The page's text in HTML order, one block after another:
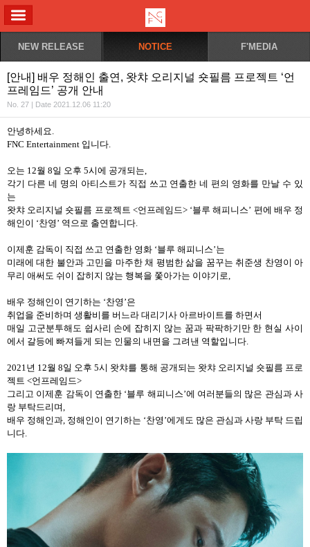
NEW RELEASE NOTICE F'MEDIA
[안내] 배우 정해인 출연, 왓챠 오리지널 숏필름 프로젝트 ‘언
프레임드’ 공개 안내
No. 27 | Date 2021.12.06 11:20
안녕하세요.
FNC Entertainment 입니다.
오는 12월 8일 오후 5시에 공개되는,
각기 다른 네 명의 아티스트가 직접 쓰고 연출한 네 편의 영화를 만날 수 있
는
왓챠 오리지널 숏필름 프로젝트 <언프레임드> ‘블루 해피니스’ 편에 배우 정
해인이 ‘찬영 ’ 역으로 출연합니다.
이제훈 감독이 직접 쓰고 연출한 영화 ‘블루 해피니스’는
미래에 대한 불안과 고민을 마주한 채 평범한 삶을 꿈꾸는 취준생 찬영이 아
무리 애써도 쉬이 잡히지 않는 행복을 쫓아가는 이야기로,
배우 정해인이 연기하는 ‘찬영 ’은
취업을 준비하며 생활비를 버느라 대리기사 아르바이트를 하면서
매일 고군분투해도 쉽사리 손에 잡히지 않는 꿈과 팍팍하기만 한 현실 사이
에서 갈등에 빠져들게 되는 인물의 내면을 그려낸 역할입니다.
2021년 12월 8일 오후 5시 왓챠를 통해 공개되는 왓챠 오리지널 숏필름 프로
젝트 <언프레임드>
그리고 이제훈 감독이 연출한 ‘블루 해피니스’에 여러분들의 많은 관심과 사
랑 부탁드리며,
배우 정해인과, 정해인이 연기하는 ‘찬영 ’에게도 많은 관심과 사랑 부탁 드립
니다.